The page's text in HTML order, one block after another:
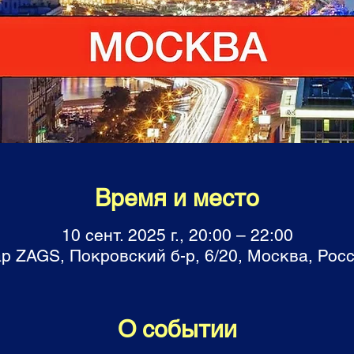
Время и место
10 сент. 2025 г., 20:00 – 22:00
ZAGS, Покровский б-р, 6/20, Москва,
О событии